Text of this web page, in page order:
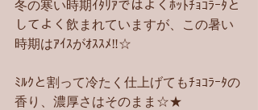
冬の寒い時期ｲﾀﾘｱではよくﾎｯﾄﾁｮｺﾗｰﾀと
してよく飲まれていますが、この暑い
時期はｱｲｽがｵｽｽﾒ‼︎☆
ﾐﾙｸと割って冷たく仕上げてもﾁｮｺﾗｰﾀの
香り、濃厚さはそのまま☆★